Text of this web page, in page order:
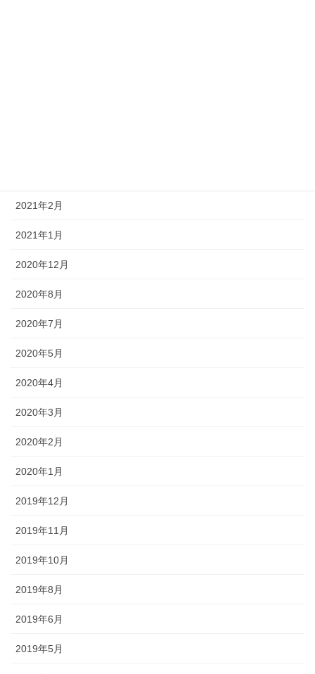
2021年2月
2021年1月
2020年12月
2020年8月
2020年7月
2020年5月
2020年4月
2020年3月
2020年2月
2020年1月
2019年12月
2019年11月
2019年10月
2019年8月
2019年6月
2019年5月